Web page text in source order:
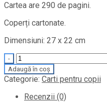
Cartea are 290 de pagini.
Coperți cartonate.
Dimensiuni: 27 x 22 cm
Quantity
Adaugă în coș
Categorie: Carti pentru copii
Recenzii (0)